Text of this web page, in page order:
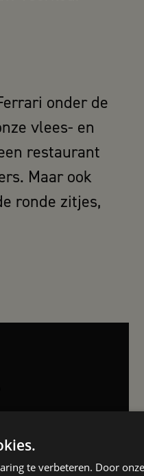
onder de
vlees- en
restaurant
Maar ook
ronde zitjes,
te verbeteren. Door